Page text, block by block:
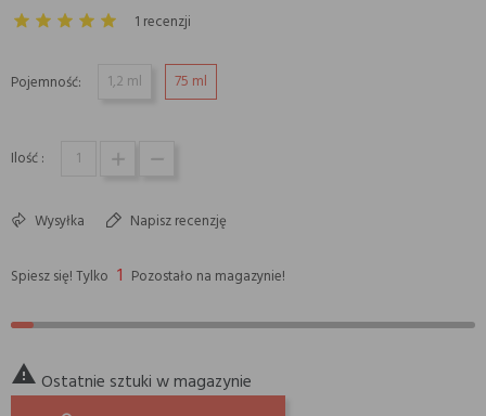
1 recenzji
Pojemność: 1,2 ml 75 ml
Ilość :
Wysyłka Napisz recenzję
Spiesz się! Tylko 1 Pozostało na magazynie!
 Ostatnie sztuki w magazynie